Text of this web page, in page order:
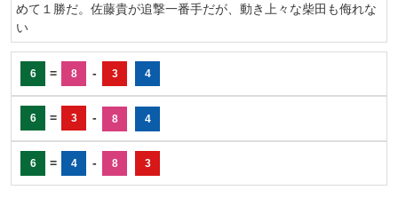
めて１勝だ。佐藤貴が追撃一番手だが、動き上々な柴田も侮れな
い
6 = 8 - 3 4
6 = 3 - 8 4
6 = 4 - 8 3